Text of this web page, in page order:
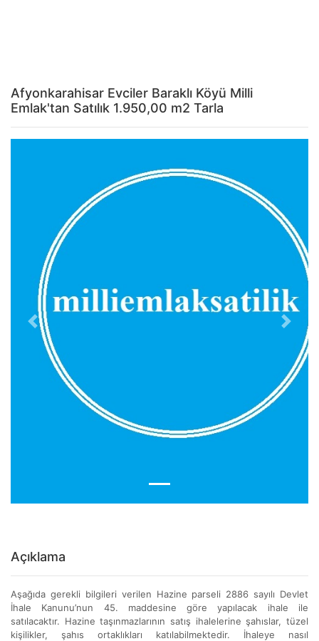
Afyonkarahisar Evciler Baraklı Köyü Milli
Emlak'tan Satılık 1.950,00 m2 Tarla
Previous Next
Açıklama
Aşağıda gerekli bilgileri verilen Hazine parseli 2886 sayılı Devlet
İhale Kanunu’nun 45. maddesine göre yapılacak ihale ile
satılacaktır. Hazine taşınmazlarının satış ihalelerine şahıslar, tüzel
kişilikler, şahıs ortaklıkları katılabilmektedir. İhaleye nasıl